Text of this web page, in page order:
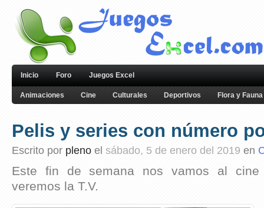
Inicio Foro Juegos Excel
Animaciones Cine Culturales Deportivos Flora y Fauna
Pelis y series con número
Escrito por pleno el sábado, 5 de enero del 2019 en
Este fin de semana nos vamos al
veremos la T.V.